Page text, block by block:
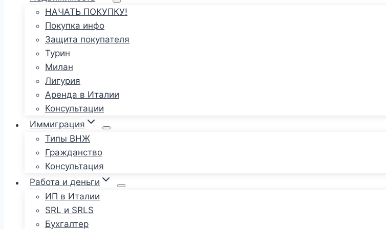
НАЧАТЬ ПОКУПКУ!
Покупка инфо
Защита покупателя
Турин
Милан
Лигурия
Аренда в Италии
Консультации
Иммиграция
Типы ВНЖ
Гражданство
Консультация
Работа и деньги
ИП в Италии
SRL и SRLS
Бухгалтер